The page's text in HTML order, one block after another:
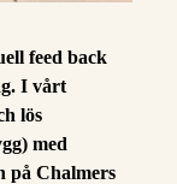
feed back
I vårt
lös
med
på Chalmers